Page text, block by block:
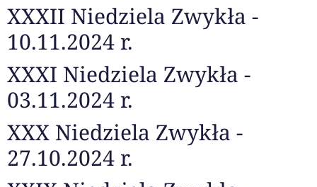
XXXII Niedziela Zwykła -
10.11.2024 r.
XXXI Niedziela Zwykła -
03.11.2024 r.
XXX Niedziela Zwykła -
27.10.2024 r.